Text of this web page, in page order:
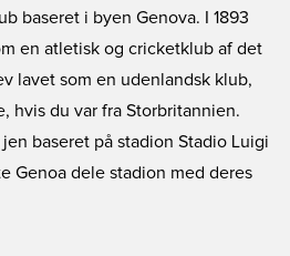
baseret i byen Genova. I 1893
en atletisk og cricketklub af det
lavet som en udenlandsk klub,
hvis du var fra Storbritannien.
jen baseret på stadion Stadio Luigi
Genoa dele stadion med deres